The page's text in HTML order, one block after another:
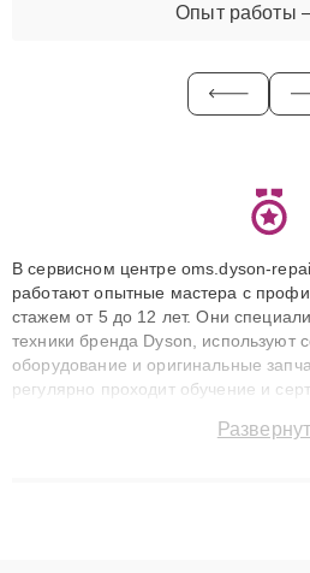
Опыт работы
В сервисном центре oms.dyson-
работают опытные мастера с
стажем от 5 до 12 лет. Они
техники бренда Dyson, используют
оборудование и оригинальные
регулярно проходит обучение и
технику с сохранением гарантии